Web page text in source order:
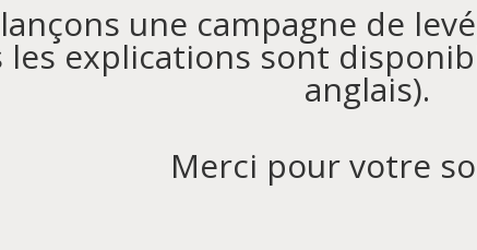
une campagne de
les explications sont
anglais).
Merci pour votre